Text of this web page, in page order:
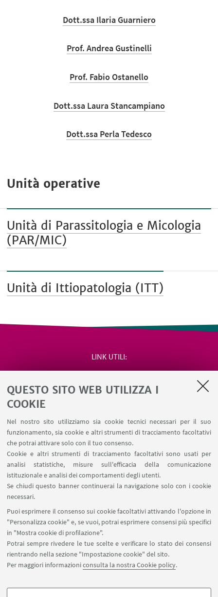
QUESTO SITO WEB UTILIZZA I
COOKIE
Nel nostro sito utilizziamo sia cookie tecnici necessari per il suo
funzionamento, sia cookie e altri strumenti di tracciamento facoltativi
che potrai attivare solo con il tuo consenso.
Cookie e altri strumenti di tracciamento facoltativi sono usati per
analisi statistiche, misure sull'efficacia della comunicazione
istituzionale e analisi dei comportamenti degli utenti.
Se chiudi questo banner continuerai la navigazione solo con i cookie
necessari.
Puoi esprimere il consenso sui cookie facoltativi attivando l'opzione in
"Personalizza cookie" e, se vuoi, potrai esprimere consensi più specifici
in "Mostra cookie di profilazione".
Potrai sempre rivedere le tue scelte e verificare lo stato dei consensi
rientrando nella sezione "Impostazione cookie" del sito.
Per maggiori informazioniconsulta la nostra Cookie policy.
Dott.ssa Ilaria Guarniero
Prof. Andrea Gustinelli
Prof. Fabio Ostanello
Dott.ssa Laura Stancampiano
Dott.ssa Perla Tedesco
Unità operative
Unità di Parassitologia e Micologia
(PAR/MIC)
Unità di Ittiopatologia (ITT)
LINK UTILI
Salute e sicurezza
Missioni web
Ministero della Salute – EFSA Focal Point
SEGUI IL DIPARTIMENTO SU:
SEGUI UNIBO SU:
APP: